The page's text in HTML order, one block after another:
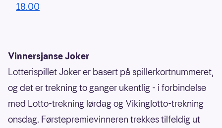
18.00
Vinnersjanse Joker
Lotterispillet Joker er basert på spillerkortnummeret,
og det er trekning to ganger ukentlig - i forbindelse
med Lotto-trekning lørdag og Vikinglotto-trekning
onsdag. Førstepremievinneren trekkes tilfeldig ut